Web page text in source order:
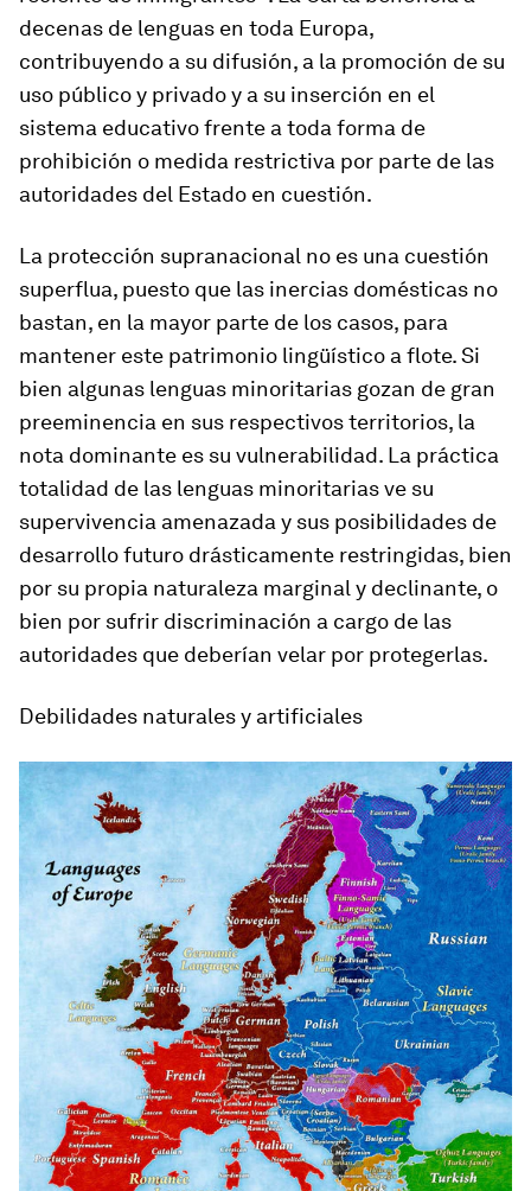
decenas de lenguas en toda Europa,
contribuyendo a su difusión, a la promoción de su
uso público y privado y a su inserción en el
sistema educativo frente a toda forma de
prohibición o medida restrictiva por parte de las
autoridades del Estado en cuestión.
La protección supranacional no es una cuestión
superflua, puesto que las inercias domésticas no
bastan, en la mayor parte de los casos, para
mantener este patrimonio lingüístico a flote. Si
bien algunas lenguas minoritarias gozan de gran
preeminencia en sus respectivos territorios, la
nota dominante es su vulnerabilidad. La práctica
totalidad de las lenguas minoritarias ve su
supervivencia amenazada y sus posibilidades de
desarrollo futuro drásticamente restringidas, bien
por su propia naturaleza marginal y declinante, o
bien por sufrir discriminación a cargo de las
autoridades que deberían velar por protegerlas.
Debilidades naturales y artificiales